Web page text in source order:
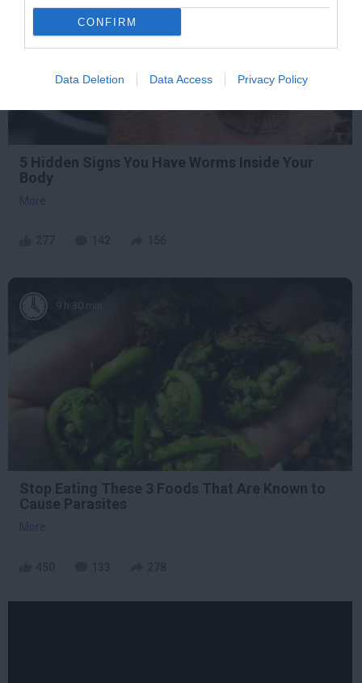
CONFIRM
Data Deletion Data Access Privacy Policy
5 Hidden Signs You Have Worms Inside Your
Body
More
9 h 30 min
Stop Eating These 3 Foods That Are Known to
Cause Parasites
More